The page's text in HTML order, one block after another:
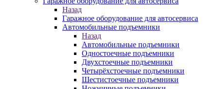
Назад
Гаражное оборудование для автосервиса
Автомобильные подъемники
Назад
Автомобильные подъемники
Одностоечные подъемники
Двухстоечные подъемники
Четырёхстоечные подъемники
Шестистоечные подъемники